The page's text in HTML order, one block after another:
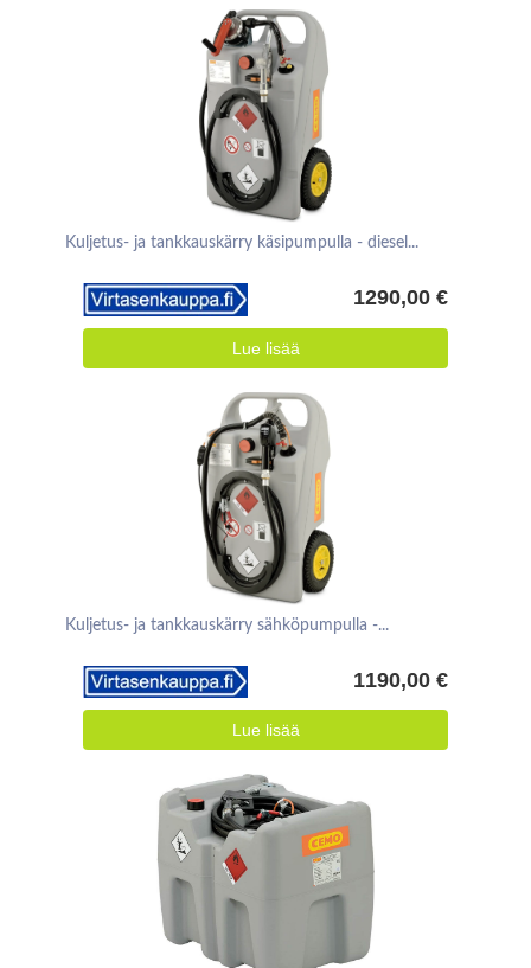
Kuljetus- ja tankkauskärry käsipumpulla - diesel...
1290,00 €
Lue lisää
Kuljetus- ja tankkauskärry sähköpumpulla -...
1190,00 €
Lue lisää